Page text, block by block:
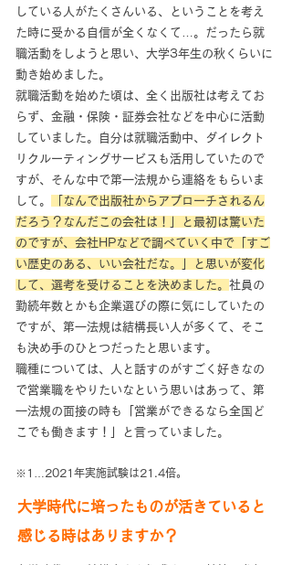
している人がたくさんいる、ということを考え
た時に受かる自信が全くなくて…。 だったら就
職活動をしようと思い、大学3年生の秋くらいに
動き始めました。
就職活動を始めた頃は、全く出版社は考えてお
らず、金融・保険・証券会社などを中心に活動
していました。自分は就職活動中、ダイレクト
リクルーティングサービスも活用していたので
すが、そんな中で第一法規から連絡をもらいま
して。
「なんで出版社からアプローチされるん
だろう？なんだこの会社は！」と最初は驚いた
のですが、会社HPなどで調べていく中で「すご
い歴史のある、いい会社だな。」と思いが変化
して、選考を受けることを決めました。 社員の
勤続年数とかも企業選びの際に気にしていたの
ですが、第一法規は結構長い人が多くて、そこ
も決め手のひとつだったと思います。
職種については、人と話すのがすごく好きなの
で営業職をやりたいなという思いはあって、第
一法規の面接の時も「営業ができるなら全国ど
こでも働きます！」と言っていました。
※1…2021年実施試験は21.4倍。
大学時代に培ったものが活きていると
感じる時はありますか？